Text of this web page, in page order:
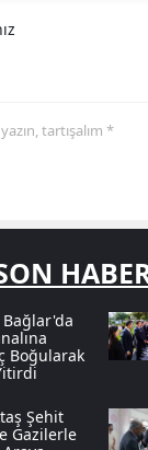
tartışalım *
Bağlar'da
Boğularak
Şehit
Gazilerle